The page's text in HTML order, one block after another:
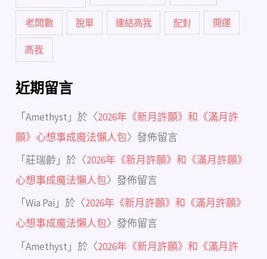
老闆數 脫單 連結高我 配對 開運
高我
近期留言
「Amethyst 」於〈2026年《新月許願》和《滿月許
願》心想事成魔法懶人包〉發佈留言
「莊瑞齡 」於〈2026年《新月許願》和《滿月許願》
心想事成魔法懶人包〉發佈留言
「Wia Pai 」於〈2026年《新月許願》和《滿月許願》
心想事成魔法懶人包〉發佈留言
「Amethyst 」於〈2026年《新月許願》和《滿月許